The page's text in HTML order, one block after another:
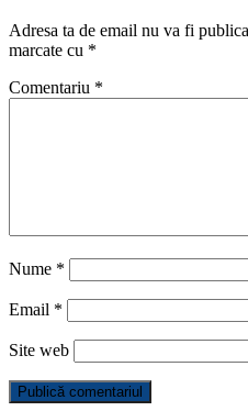
Adresa ta de email nu va fi
marcate cu *
Comentariu *
Nume *
Email *
Site web